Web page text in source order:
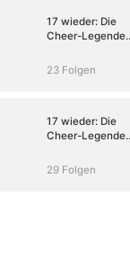
17 wieder: Die
Cheer-Legende
Tochter
23 Folgen
17 wieder: Die
Cheer-Legende
Tochter
29 Folgen